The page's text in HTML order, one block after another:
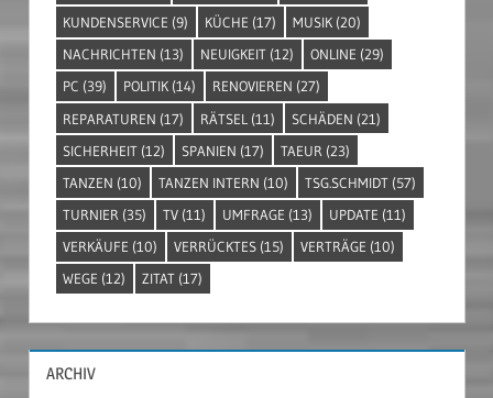
KUNDENSERVICE (9) KÜCHE (17) MUSIK (20)
NACHRICHTEN (13) NEUIGKEIT (12) ONLINE (29)
PC (39) POLITIK (14) RENOVIEREN (27)
REPARATUREN (17) RÄTSEL (11) SCHÄDEN (21)
SICHERHEIT (12) SPANIEN (17) TAEUR (23)
TANZEN (10) TANZEN INTERN (10) TSG.SCHMIDT (57)
TURNIER (35) TV (11) UMFRAGE (13) UPDATE (11)
VERKÄUFE (10) VERRÜCKTES (15) VERTRÄGE (10)
WEGE (12) ZITAT (17)
ARCHIV